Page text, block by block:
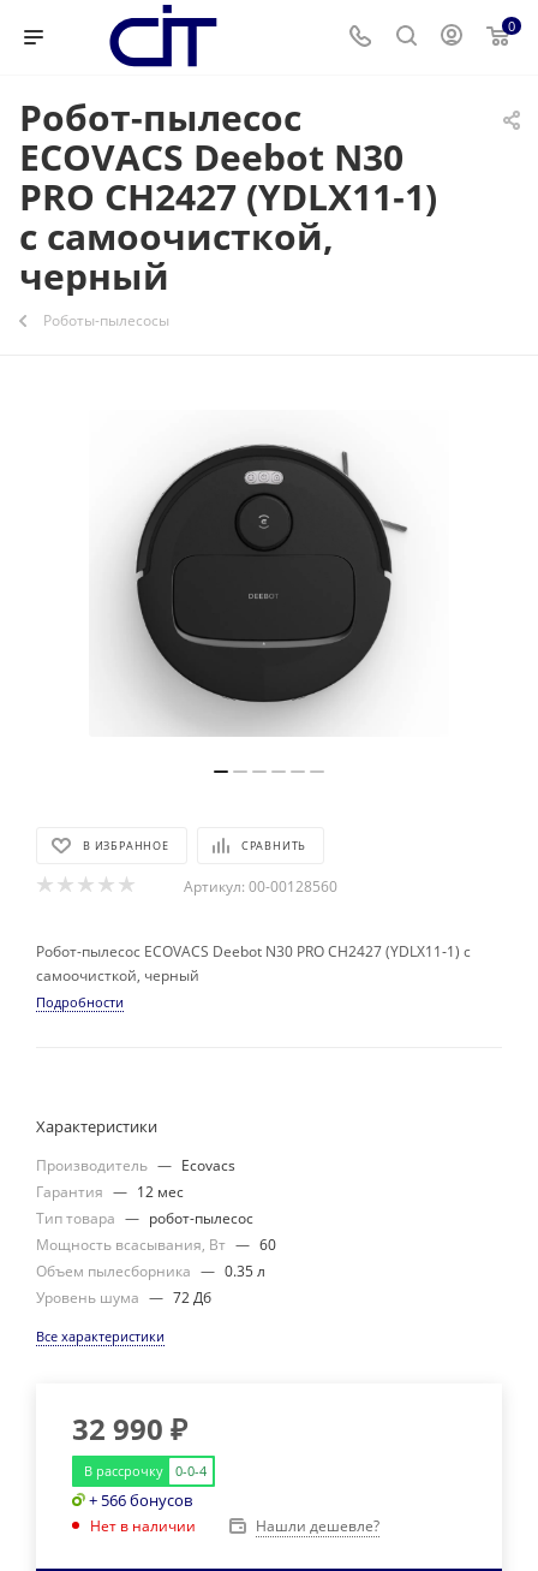
0
Робот-пылесос
ECOVACS Deebot N30
PRO CH2427 (YDLX11‑1)
с самоочисткой,
черный
Роботы-пылесосы
В ИЗБРАННОЕ СРАВНИТЬ
Артикул: 00-00128560
Робот-пылесос ECOVACS Deebot N30 PRO CH2427 (YDLX11‑1) с
самоочисткой, черный
Подробности
Характеристики
Производитель — Ecovacs
Гарантия — 12 мес
Тип товара — робот-пылесос
Мощность всасывания, Вт — 60
Объем пылесборника — 0.35 л
Уровень шума — 72 Дб
Все характеристики
32 990 ₽
В рассрочку 0-0-4
+ 566 бонусов
Нет в наличии Нашли дешевле?